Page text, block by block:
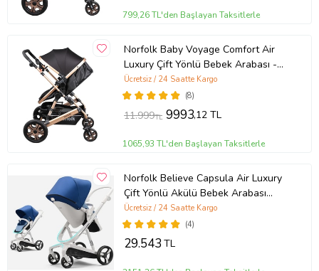
799,26 TL'den Başlayan Taksitlerle
Norfolk Baby Voyage Comfort Air
Luxury Çift Yönlü Bebek Arabası -
Ayak Örtüsü Hediye (Siyah)
(8)
Ücretsiz / 24 Saatte Kargo
11.999TL 9993,12 TL
1065,93 TL'den Başlayan Taksitlerle
Norfolk Believe Capsula Air Luxury
Çift Yönlü Akülü Bebek Arabası
(Standart)
(4)
Ücretsiz / 24 Saatte Kargo
29.543TL